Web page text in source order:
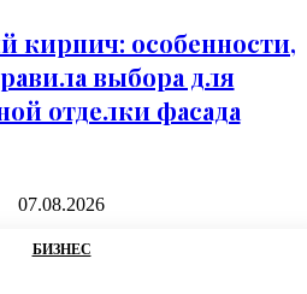
кирпич: особенности,
выбора для
отделки фасада
07.08.2026
БИЗНЕС